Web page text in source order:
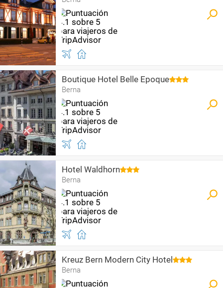
Boutique Hotel Belle Epoque
Berna
Hotel Waldhorn
Berna
Kreuz Bern Modern City Hotel
Berna